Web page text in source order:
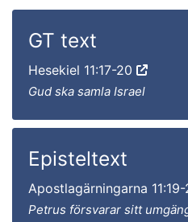
GT text
Hesekiel 11:17-20
Gud ska samla Israel
Episteltext
Apostlagärningarna
Petrus försvarar sitt